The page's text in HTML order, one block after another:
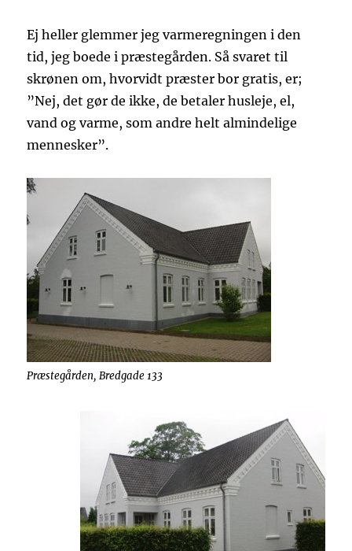
Ej heller glemmer jeg varmeregningen i den
tid, jeg boede i præstegården. Så svaret til
skrønen om, hvorvidt præster bor gratis, er;
”Nej, det gør de ikke, de betaler husleje, el,
vand og varme, som andre helt almindelige
mennesker”.
Præstegården, Bredgade 133